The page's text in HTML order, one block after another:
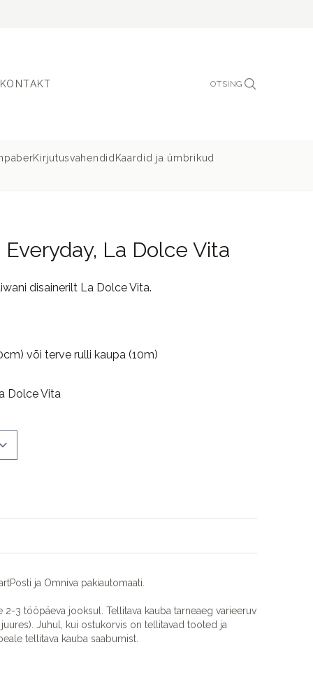
KONTAKT OTSING
Kirjutusvahendid Kaardid ja ümbrikud
La Dolce Vita
disainerilt La Dolce Vita.
või terve rulli kaupa (10m)
Dolce Vita
ja Omniva pakiautomaati.
3 tööpäeva jooksul. Tellitava kauba tarneaeg varieeruv
Juhul, kui ostukorvis on tellitavad tooted ja
tellitava kauba saabumist.